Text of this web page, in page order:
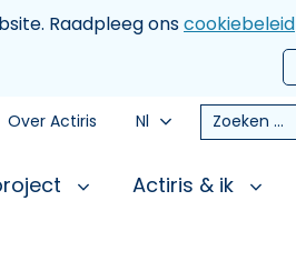
Raadpleeg onscookiebeleid
Over Actiris Nl Zoeken
Actiris & ik